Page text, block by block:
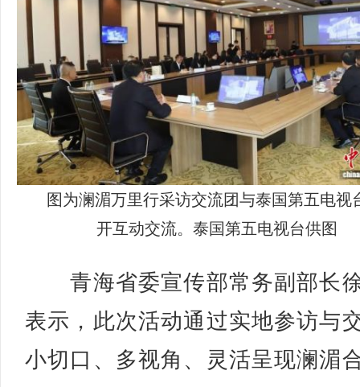
图为澜湄万里行采访交流团与泰国第五电视
开互动交流。泰国第五电视台供图
青海省委宣传部常务副部长
表示，此次活动通过实地参访与
小切口、多视角、灵活呈现澜湄